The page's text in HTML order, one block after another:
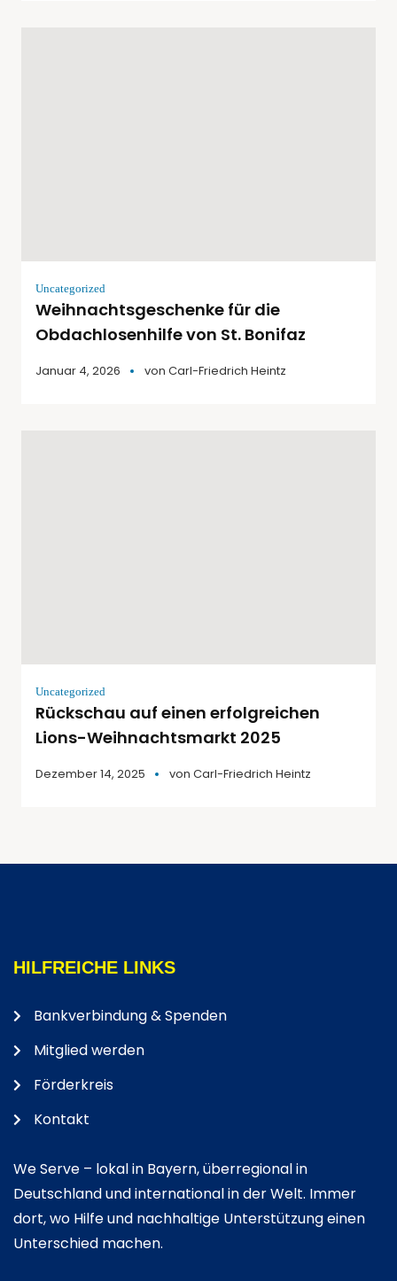
Uncategorized
Weihnachtsgeschenke für die
Obdachlosenhilfe von St. Bonifaz
Januar 4, 2026 von Carl-Friedrich Heintz
Uncategorized
Rückschau auf einen erfolgreichen
Lions-Weihnachtsmarkt 2025
Dezember 14, 2025 von Carl-Friedrich Heintz
HILFREICHE LINKS
Bankverbindung & Spenden
Mitglied werden
Förderkreis
Kontakt
We Serve – lokal in Bayern, überregional in
Deutschland und international in der Welt. Immer
dort, wo Hilfe und nachhaltige Unterstützung einen
Unterschied machen.